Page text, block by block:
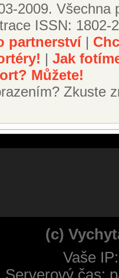
2009.
ISSN: 1802-
partnerství|
| Jak
Můžete!
Zkuste
(c)
Vaše
Serverový čas: